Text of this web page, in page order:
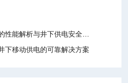
能解析与井下供电安全应用
下移动供电的可靠解决方案